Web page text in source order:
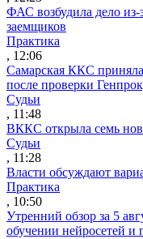
ФАС возбудила дело из-
заемщиков
Практика
, 12:06
Самарская ККС
после проверки
Судьи
, 11:48
ВККС открыла семь
Судьи
, 11:28
Власти обсуждают
Практика
, 10:50
Утренний обзор за 5
обучении нейросетей